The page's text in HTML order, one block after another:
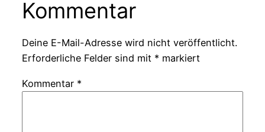
Kommentar
Deine E-Mail-Adresse wird nicht veröffentlicht.
Erforderliche Felder sind mit * markiert
Kommentar *